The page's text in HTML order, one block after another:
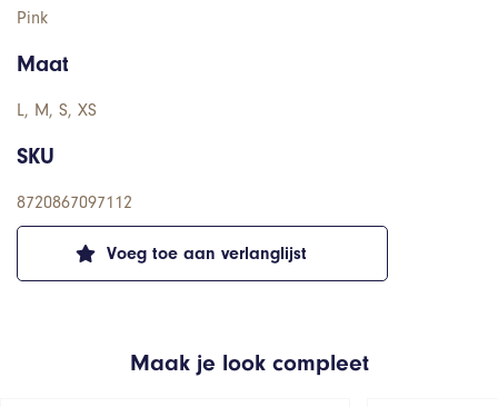
Voeg toe aan verlanglijst
Pink
Maat
L, M, S, XS
SKU
8720867097112
Maak je look compleet